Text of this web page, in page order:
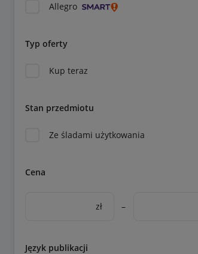
Allegro
Typ oferty
Kup teraz
Stan przedmiotu
Ze śladami użytkowania
Cena
zł –
Język publikacji